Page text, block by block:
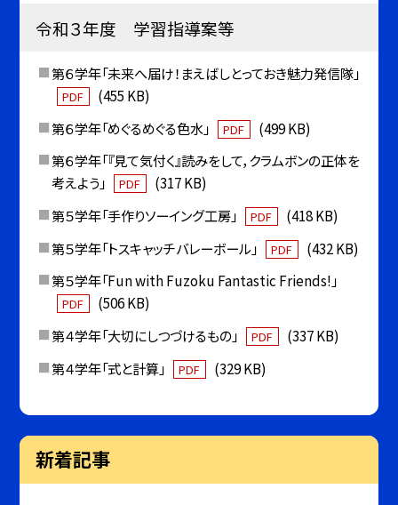
令和３年度 学習指導案等
第６学年「未来へ届け！まえばしとっておき魅力発信隊」
PDF
(455 KB)
第６学年「めぐるめぐる色水」
PDF
(499 KB)
第６学年「『見て気付く』読みをして，クラムボンの正体を
考えよう」
PDF
(317 KB)
第５学年「手作りソーイング工房」
PDF
(418 KB)
第５学年「トスキャッチバレーボール」
PDF
(432 KB)
第５学年「Fun with Fuzoku Fantastic Friends!」
PDF
(506 KB)
第４学年「大切にしつづけるもの」
PDF
(337 KB)
第４学年「式と計算」
PDF (329 KB)
新着記事